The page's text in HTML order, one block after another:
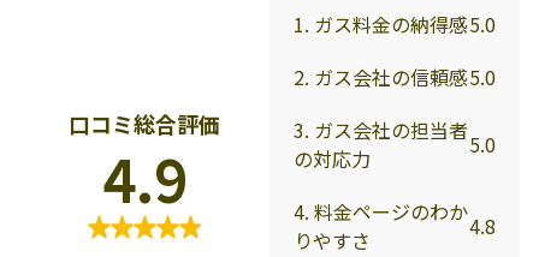
口コミ総合評価
4.9
1. ガス料金の納得感5.0
2. ガス会社の信頼感5.0
3. ガス会社の担当者
の対応力
5.0
4. 料金ページのわか
りやすさ
4.8